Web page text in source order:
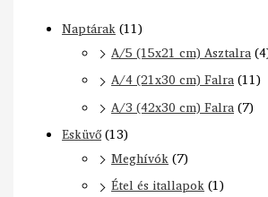
Naptárak(11)
A/5 (15x21 cm) Asztalra
A/4 (21x30 cm) Falra(11)
A/3 (42x30 cm) Falra(7)
Esküvő(13)
Meghívók(7)
Étel és itallapok(1)